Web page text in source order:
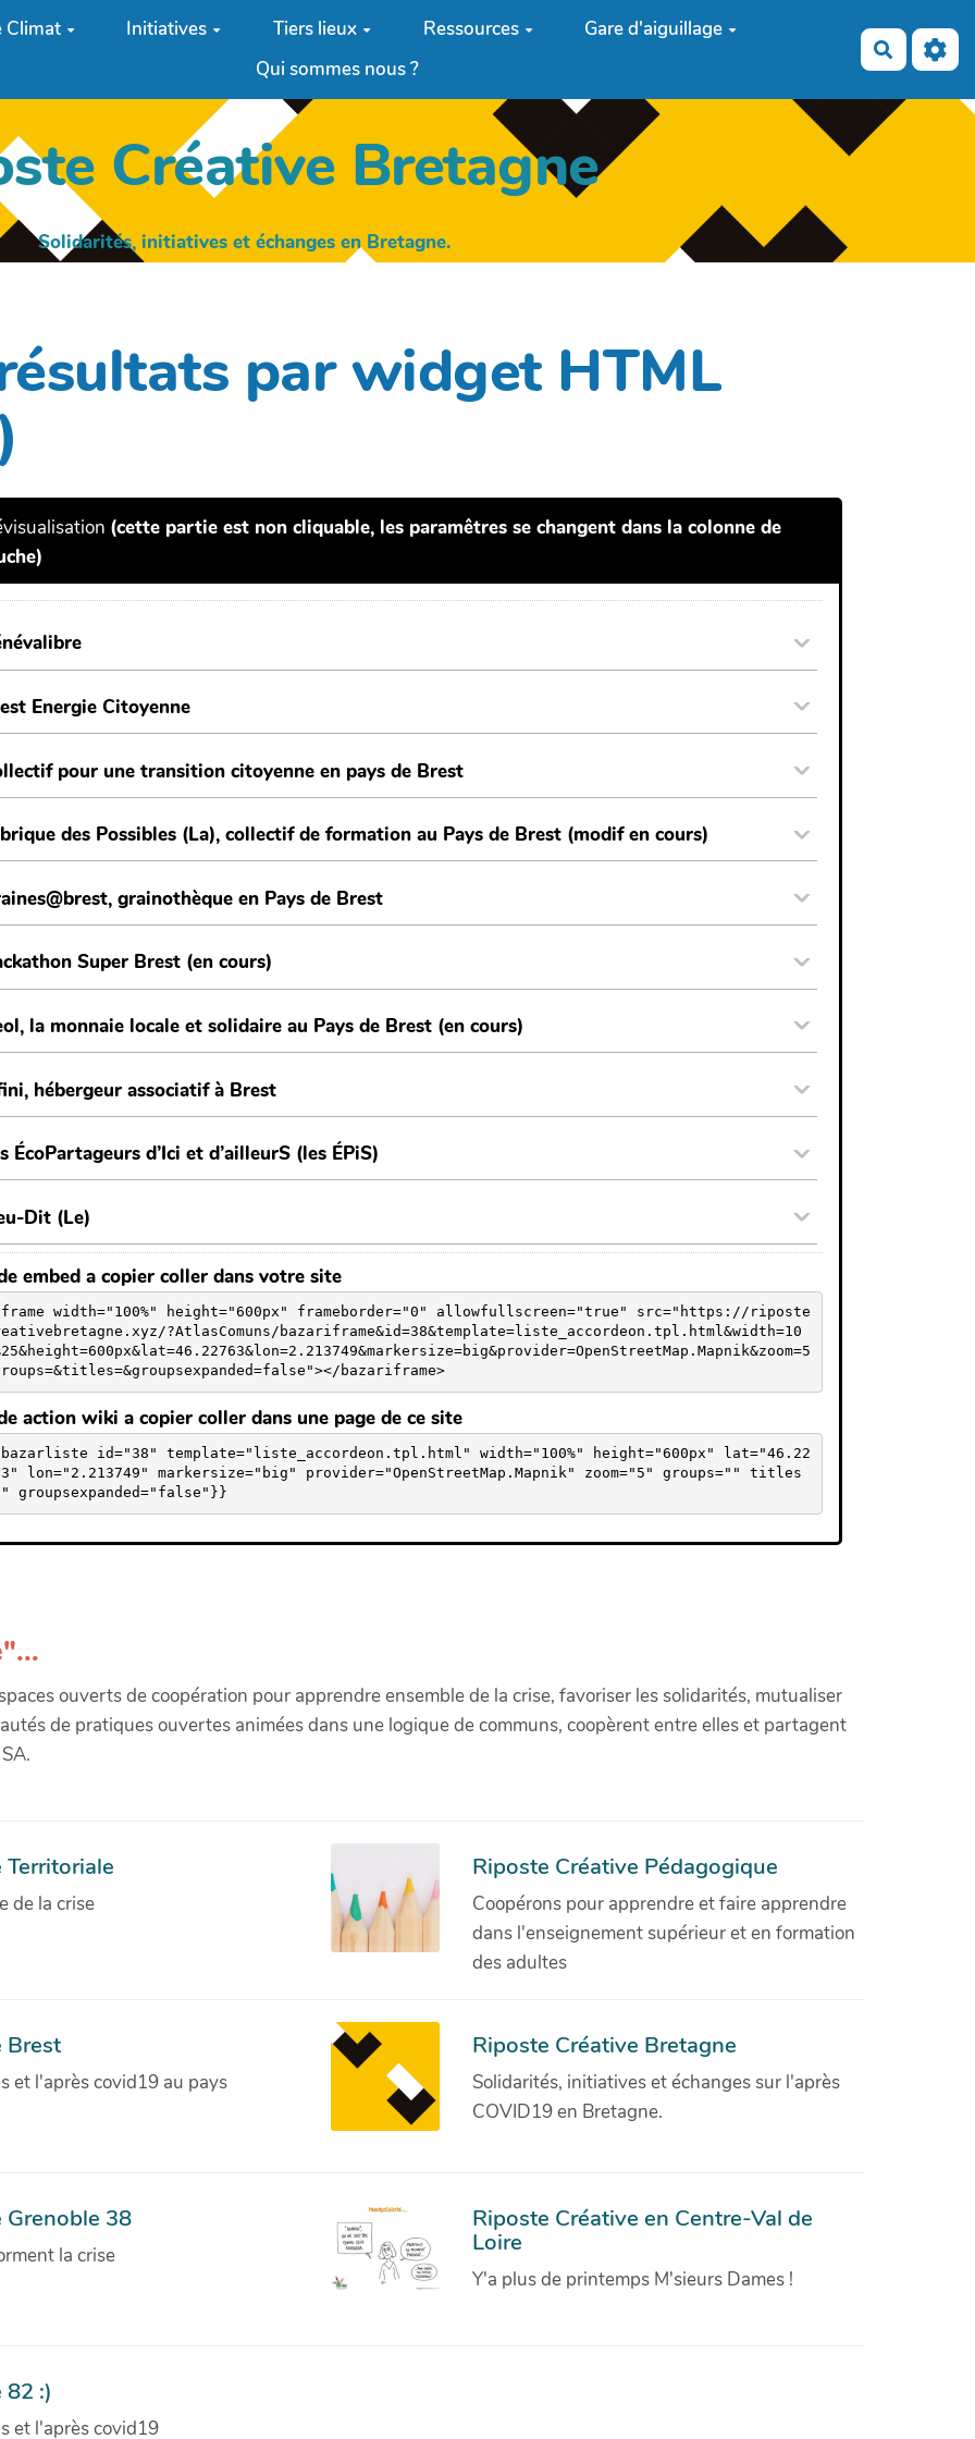
Climat Initiatives Tiers lieux Ressources
Gare d'aiguillage
Qui sommes nous ?
Créative Bretagne
Solidarités, initiatives et échanges en Bretagne.
par widget HTML
(cette partie est non cliquable, les paramêtres se changent dans la colonne de
embed a copier coller dans votre site
width="100%" height="600px" frameborder="0" allowfullscreen="true" src="https://riposte
?AtlasComuns/bazariframe&id=38&template=liste_accordeon.tpl.html&width=10
bazariframe>
action wiki a copier coller dans une page de ce site
id="38" template="liste_accordeon.tpl.html" width="100%" height="600px" lat="46.22
lon="2.213749" markersize="big" provider="OpenStreetMap.Mapnik" zoom="5" groups="" titles
groupsexpanded="false"}}